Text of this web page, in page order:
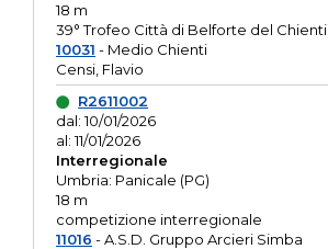
18 m
39° Trofeo Città di Belforte del Chienti.
10031 - Medio Chienti
Censi, Flavio
R2611002
dal: 10/01/2026
al: 11/01/2026
Interregionale
Umbria: Panicale (PG)
18 m
competizione interregionale
11016 - A.S.D. Gruppo Arcieri Simba